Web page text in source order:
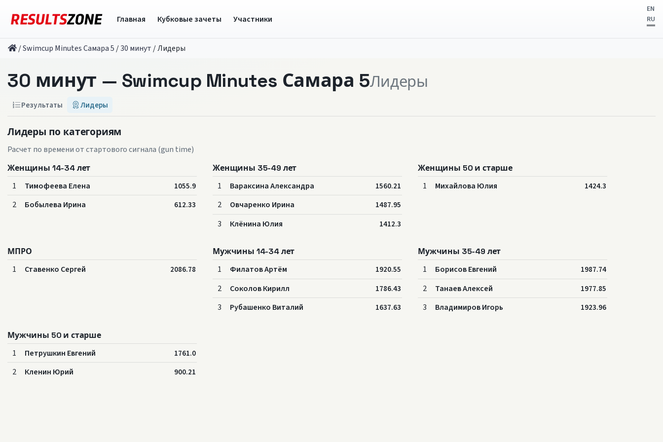
Главная Кубковые зачеты Участники
EN
RU
/Swimcup Minutes Самара 5 /30 минут /Лидеры
30 минут — Swimcup Minutes Самара 5Лидеры
Результаты Лидеры
Лидеры по категориям
Расчет по времени от стартового сигнала (gun time)
Женщины 14-34 лет
1 Тимофеева Елена 1055.9
2 Бобылева Ирина 612.33
Женщины 35-49 лет
1 Вараксина Александра 1560.21
2 Овчаренко Ирина 1487.95
3 Клёнина Юлия 1412.3
Женщины 50 и старше
1 Михайлова Юлия 1424.3
МПРО
1 Ставенко Сергей 2086.78
Мужчины 14-34 лет
1 Филатов Артём 1920.55
2 Соколов Кирилл 1786.43
3 Рубашенко Виталий 1637.63
Мужчины 35-49 лет
1 Борисов Евгений 1987.74
2 Танаев Алексей 1977.85
3 Владимиров Игорь 1923.96
Мужчины 50 и старше
1 Петрушкин Евгений 1761.0
2 Кленин Юрий 900.21